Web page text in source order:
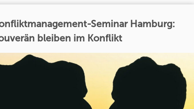
Seminar Hamburg:
bleiben im Konflikt